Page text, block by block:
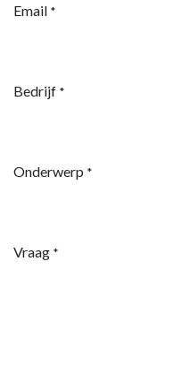
Email *
Bedrijf *
Onderwerp *
Vraag *